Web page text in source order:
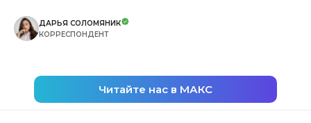
ДАРЬЯ СОЛОМЯНИК
КОРРЕСПОНДЕНТ
Читайте нас в МАКС